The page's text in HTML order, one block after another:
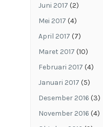
Juni 2017 (2)
Mei 2017 (4)
April 2017 (7)
Maret 2017 (10)
Februari 2017 (4)
Januari 2017 (5)
Desember 2016 (3)
November 2016 (4)